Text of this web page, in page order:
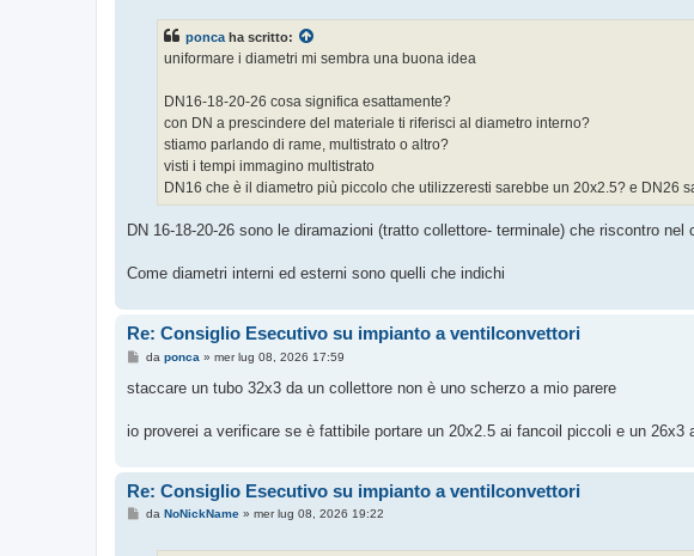
ponca ha scritto:
uniformare i diametri mi sembra una buona idea
DN16-18-20-26 cosa significa esattamente?
con DN a prescindere del materiale ti riferisci al diametro interno?
stiamo parlando di rame, multistrato o altro?
visti i tempi immagino multistrato
DN16 che è il diametro più piccolo che utilizzeresti sarebbe un 20x2.5? e DN26
DN 16-18-20-26 sono le diramazioni (tratto collettore- terminale) che riscontro
Come diametri interni ed esterni sono quelli che indichi
Re: Consiglio Esecutivo su impianto a ventilconvettori
M
s
g
g
o
da ponca » mer lug 08, 2026 17:59
staccare un tubo 32x3 da un collettore non è uno scherzo a mio parere
io proverei a verificare se è fattibile portare un 20x2.5 ai fancoil piccoli e un 26x3
Re: Consiglio Esecutivo su impianto a ventilconvettori
Mda NoNickName» mer lug 08, 2026 19:22